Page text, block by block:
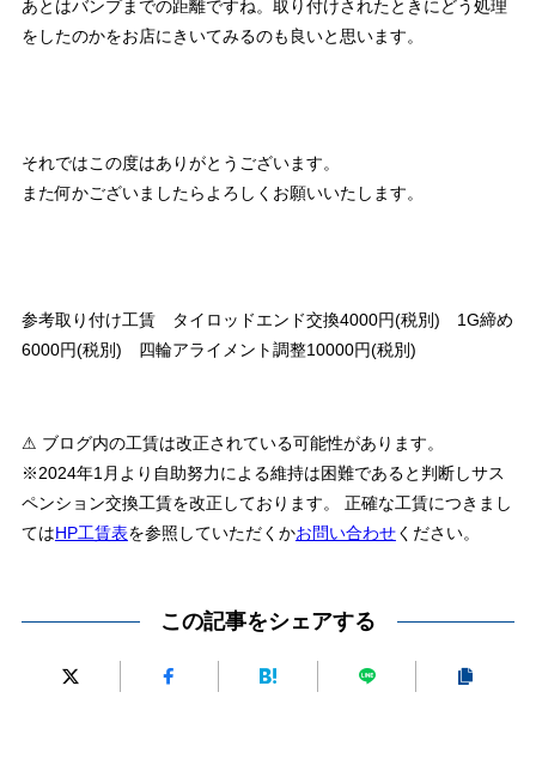
あとはバンプまでの距離ですね。取り付けされたときにどう処理
をしたのかをお店にきいてみるのも良いと思います。
それではこの度はありがとうございます。
また何かございましたらよろしくお願いいたします。
参考取り付け工賃 タイロッドエンド交換4000円(税別) 1G締め
6000円(税別) 四輪アライメント調整10000円(税別)
⚠ ブログ内の工賃は改正されている可能性があります。
※2024年1月より自助努力による維持は困難であると判断しサス
ペンション交換工賃を改正しております。 正確な工賃につきまし
てはHP工賃表を参照していただくかお問い合わせください。
この記事をシェアする